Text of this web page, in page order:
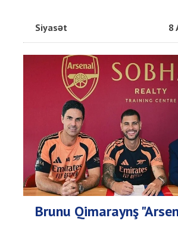
Siyasət 8
Brunu Qimaraynş